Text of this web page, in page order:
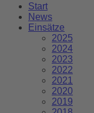
Start
News
Einsätze
2025
2024
2023
2022
2021
2020
2019